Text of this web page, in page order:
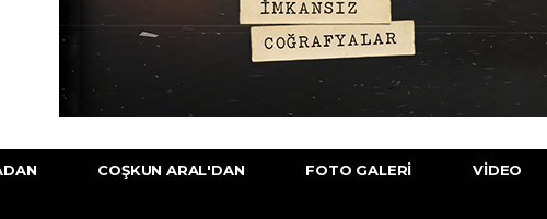
COŞKUN ARAL'DAN FOTO GALERI VIDEO